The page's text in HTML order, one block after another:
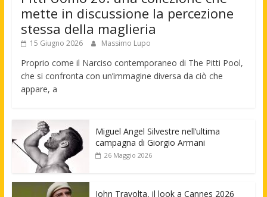
mette in discussione la percezione
stessa della maglieria
15 Giugno 2026 Massimo Lupo
Proprio come il Narciso contemporaneo di The Pitti Pool,
che si confronta con un’immagine diversa da ciò che
appare, a
Miguel Angel Silvestre nell’ultima
campagna di Giorgio Armani
26 Maggio 2026
John Travolta, il look a Cannes 2026